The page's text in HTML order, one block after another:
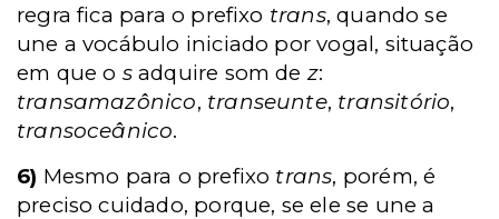
regra fica para o prefixo trans, quando se
une a vocábulo iniciado por vogal, situação
em que o sadquire som dez:
transamazônico, transeunte, transitório,
transoceânico.
6) Mesmo para o prefixo trans, porém, é
preciso cuidado, porque, se ele se une a